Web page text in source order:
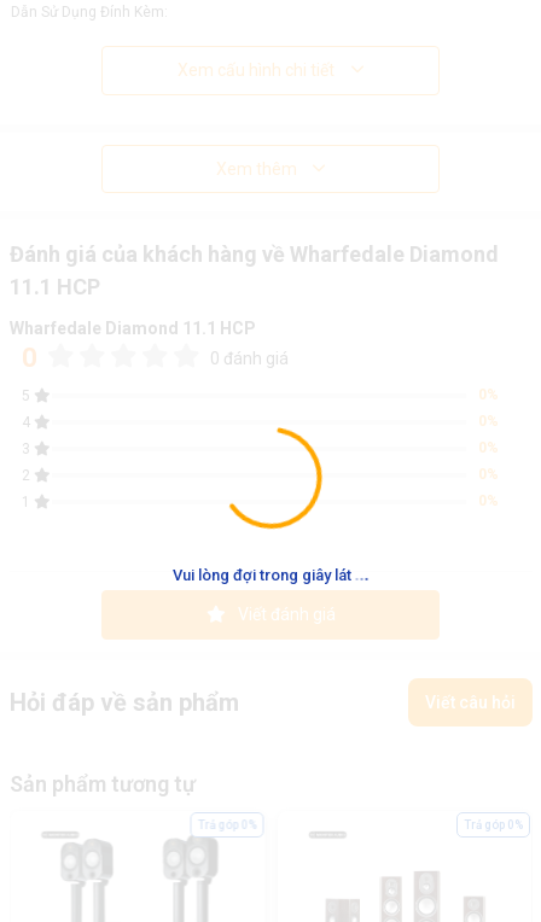
Vui lòng đợi trong giây lát ...
Dẫn Sử Dụng Đính Kèm:
Xem cấu hình chi tiết
Xem thêm
Đánh giá của khách hàng về Wharfedale Diamond
11.1 HCP
Wharfedale Diamond 11.1 HCP
0 0 đánh giá
5
0%
4
0%
3
0%
2
0%
1
0%
Viết đánh giá
Hỏi đáp về sản phẩm Viết câu hỏi
Sản phẩm tương tự
Trả góp 0% Trả góp 0%